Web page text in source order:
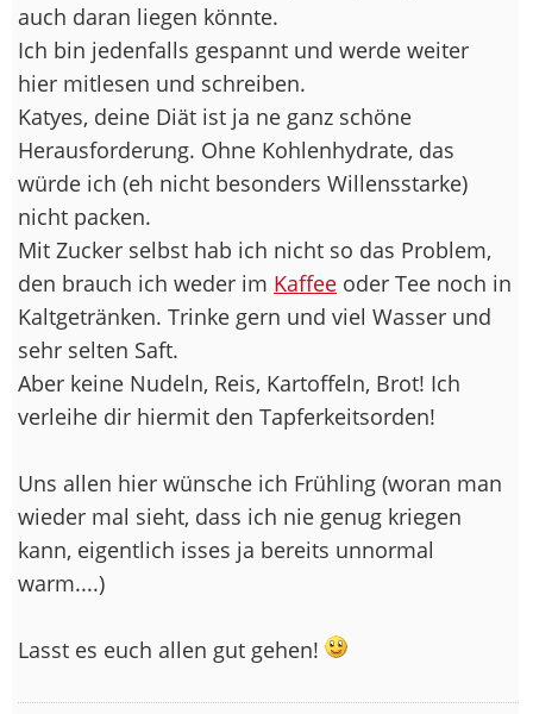
auch daran liegen könnte.
Ich bin jedenfalls gespannt und werde weiter
hier mitlesen und schreiben.
Katyes, deine Diät ist ja ne ganz schöne
Herausforderung. Ohne Kohlenhydrate, das
würde ich (eh nicht besonders Willensstarke)
nicht packen.
Mit Zucker selbst hab ich nicht so das Problem,
den brauch ich weder im Kaffee oder Tee noch in
Kaltgetränken. Trinke gern und viel Wasser und
sehr selten Saft.
Aber keine Nudeln, Reis, Kartoffeln, Brot! Ich
verleihe dir hiermit den Tapferkeitsorden!
Uns allen hier wünsche ich Frühling (woran man
wieder mal sieht, dass ich nie genug kriegen
kann, eigentlich isses ja bereits unnormal
warm....)
Lasst es euch allen gut gehen!